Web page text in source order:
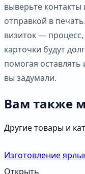
выверьте контакты
отправкой в
визиток —
карточки будут
помогая
вы задумали.
Вам также
Другие товары и
Изготовление
Открыть